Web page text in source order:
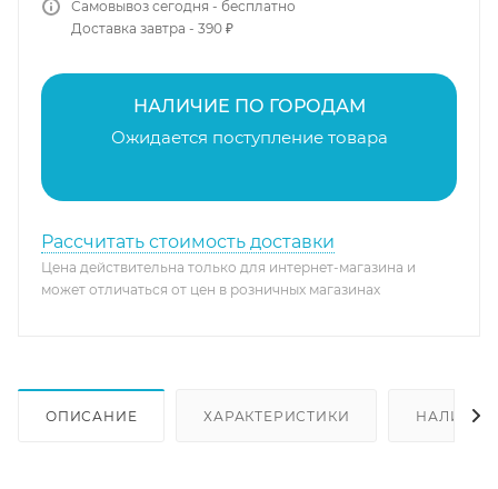
Самовывоз сегодня - бесплатно
Доставка завтра - 390 ₽
НАЛИЧИЕ ПО ГОРОДАМ
Ожидается поступление товара
Рассчитать стоимость доставки
Цена действительна только для интернет-магазина и
может отличаться от цен в розничных магазинах
ОПИСАНИЕ ХАРАКТЕРИСТИКИ